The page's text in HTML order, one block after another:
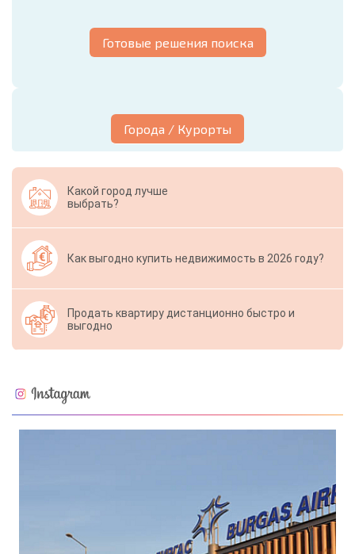
Готовые решения поиска
Города / Курорты
Какой город лучше
выбрать?
Как выгодно купить недвижимость в 2026 году?
Продать квартиру дистанционно быстро и
выгодно